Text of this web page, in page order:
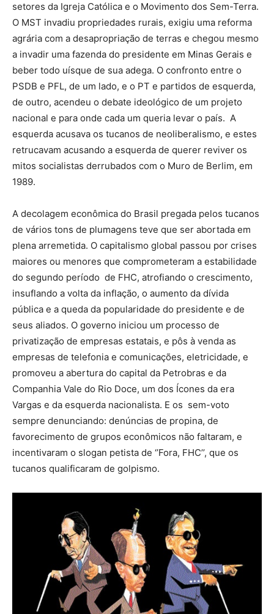
setores da Igreja Católica e o Movimento dos Sem-Terra.
O MST invadiu propriedades rurais, exigiu uma reforma
agrária com a desapropriação de terras e chegou mesmo
a invadir uma fazenda do presidente em Minas Gerais e
beber todo uísque de sua adega. O confronto entre o
PSDB e PFL, de um lado, e o PT e partidos de esquerda,
de outro, acendeu o debate ideológico de um projeto
nacional e para onde cada um queria levar o país. A
esquerda acusava os tucanos de neoliberalismo, e estes
retrucavam acusando a esquerda de querer reviver os
mitos socialistas derrubados com o Muro de Berlim, em
1989.
A decolagem econômica do Brasil pregada pelos tucanos
de vários tons de plumagens teve que ser abortada em
plena arremetida. O capitalismo global passou por crises
maiores ou menores que comprometeram a estabilidade
do segundo período de FHC, atrofiando o crescimento,
insuflando a volta da inflação, o aumento da dívida
pública e a queda da popularidade do presidente e de
seus aliados. O governo iniciou um processo de
privatização de empresas estatais, e pôs à venda as
empresas de telefonia e comunicações, eletricidade, e
promoveu a abertura do capital da Petrobras e da
Companhia Vale do Rio Doce, um dos Ícones da era
Vargas e da esquerda nacionalista. E os sem-voto
sempre denunciando: denúncias de propina, de
favorecimento de grupos econômicos não faltaram, e
incentivaram o slogan petista de ‘’Fora, FHC’’, que os
tucanos qualificaram de golpismo.